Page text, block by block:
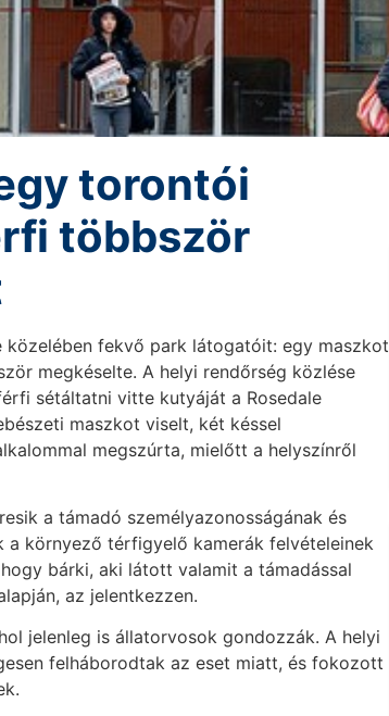
torontói
többször
közelében fekvő park látogatóit: egy maszkot
megkéselte. A helyi rendőrség közlése
sétáltatni vitte kutyáját a Rosedale
maszkot viselt, két késsel
megszúrta, mielőtt a helyszínről
a támadó személyazonosságának és
környező térfigyelő kamerák felvételeinek
bárki, aki látott valamit a támadással
az jelentkezzen.
jelenleg is állatorvosok gondozzák. A helyi
felháborodtak az eset miatt, és fokozott